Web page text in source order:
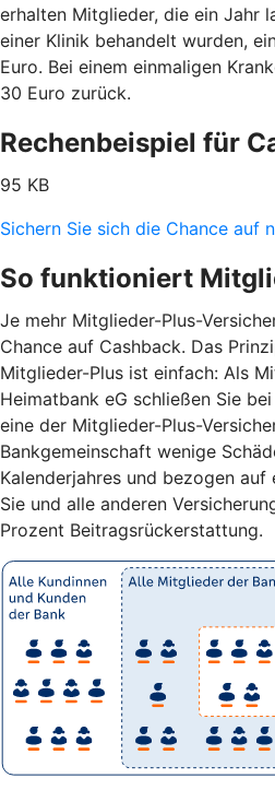
erhalten Mitglieder, die ein Jahr
einer Klinik behandelt wurden,
Euro. Bei einem einmaligen
30 Euro zurück.
Rechenbeispiel für
95 KB
Sichern Sie sich die Chance auf
So funktioniert
Je mehr Mitglieder-Plus-
Chance auf Cashback. Das
Mitglieder-Plus ist einfach: Als
Heimatbank eG schließen Sie
eine der Mitglieder-Plus-
Bankgemeinschaft wenige
Kalenderjahres und bezogen
Sie und alle anderen
Prozent Beitragsrückerstattung.